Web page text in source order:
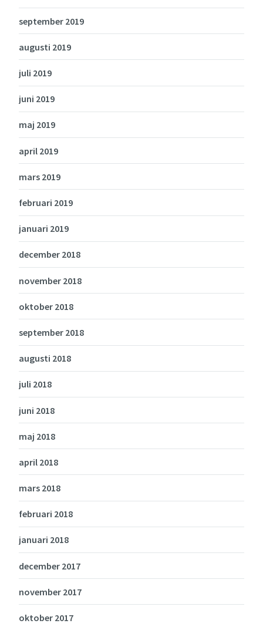
september 2019
augusti 2019
juli 2019
juni 2019
maj 2019
april 2019
mars 2019
februari 2019
januari 2019
december 2018
november 2018
oktober 2018
september 2018
augusti 2018
juli 2018
juni 2018
maj 2018
april 2018
mars 2018
februari 2018
januari 2018
december 2017
november 2017
oktober 2017